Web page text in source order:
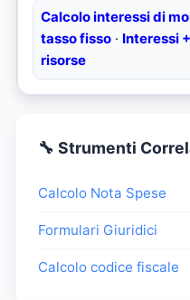
Calcolo interessi di
tasso fisso · Interessi
risorse
🔧 Strumenti
Calcolo Nota Spese
Formulari Giuridici
Calcolo codice fiscale